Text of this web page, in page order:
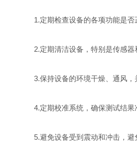
1.定期检查设备的各项功能是否
2.定期清洁设备，特别是传感器
3.保持设备的环境干燥、通风，
4.定期校准系统，确保测试结果
5.避免设备受到震动和冲击，避